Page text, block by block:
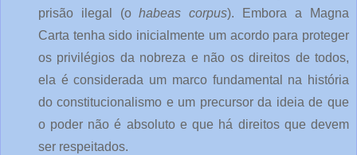
prisão ilegal (ohabeas corpus). Embora a Magna
Carta tenha sido inicialmente um acordo para proteger
os privilégios da nobreza e não os direitos de todos,
ela é considerada um marco fundamental na história
do constitucionalismo e um precursor da ideia de que
o poder não é absoluto e que há direitos que devem
ser respeitados.